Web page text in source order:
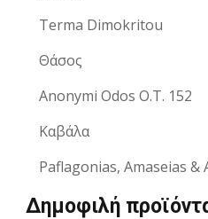
Terma Dimokritou
Θάσος
Anonymi Odos O.T. 152
Καβάλα
Paflagonias, Amaseias &
Δημοφιλή